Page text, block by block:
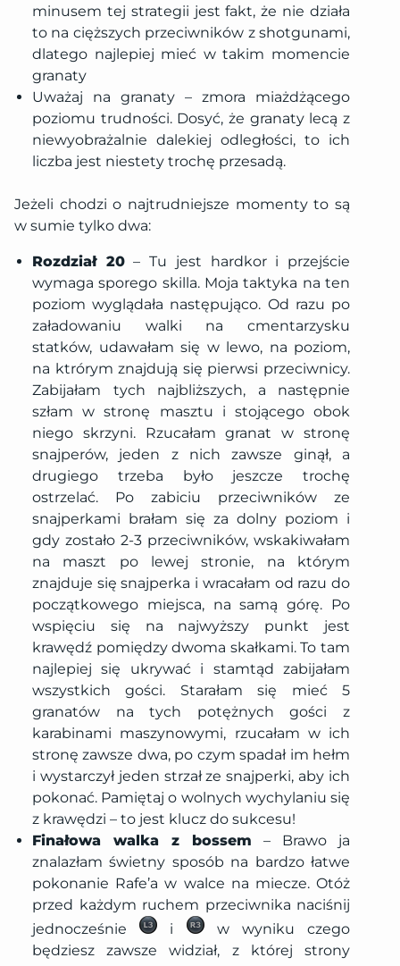
minusem tej strategii jest fakt, że nie działa
to na cięższych przeciwników z shotgunami,
dlatego najlepiej mieć w takim momencie
granaty
Uważaj na granaty – zmora miażdżącego
poziomu trudności. Dosyć, że granaty lecą z
niewyobrażalnie dalekiej odległości, to ich
liczba jest niestety trochę przesadą.
Jeżeli chodzi o najtrudniejsze momenty to są
w sumie tylko dwa:
Rozdział 20– Tu jest hardkor i przejście
wymaga sporego skilla. Moja taktyka na ten
poziom wyglądała następująco. Od razu po
załadowaniu walki na cmentarzysku
statków, udawałam się w lewo, na poziom,
na ktrórym znajdują się pierwsi przeciwnicy.
Zabijałam tych najbliższych, a następnie
szłam w stronę masztu i stojącego obok
niego skrzyni. Rzucałam granat w stronę
snajperów, jeden z nich zawsze ginął, a
drugiego trzeba było jeszcze trochę
ostrzelać. Po zabiciu przeciwników ze
snajperkami brałam się za dolny poziom i
gdy zostało 2-3 przeciwników, wskakiwałam
na maszt po lewej stronie, na którym
znajduje się snajperka i wracałam od razu do
początkowego miejsca, na samą górę. Po
wspięciu się na najwyższy punkt jest
krawędź pomiędzy dwoma skałkami. To tam
najlepiej się ukrywać i stamtąd zabijałam
wszystkich gości. Starałam się mieć 5
granatów na tych potężnych gości z
karabinami maszynowymi, rzucałam w ich
stronę zawsze dwa, po czym spadał im hełm
i wystarczył jeden strzał ze snajperki, aby ich
pokonać. Pamiętaj o wolnych wychylaniu się
z krawędzi – to jest klucz do sukcesu!
Finałowa walka z bossem – Brawo ja
znalazłam świetny sposób na bardzo łatwe
pokonanie Rafe’a w walce na miecze. Otóż
przed każdym ruchem przeciwnika naciśnij
jednocześnie
i
w wyniku czego
będziesz zawsze widział, z której strony